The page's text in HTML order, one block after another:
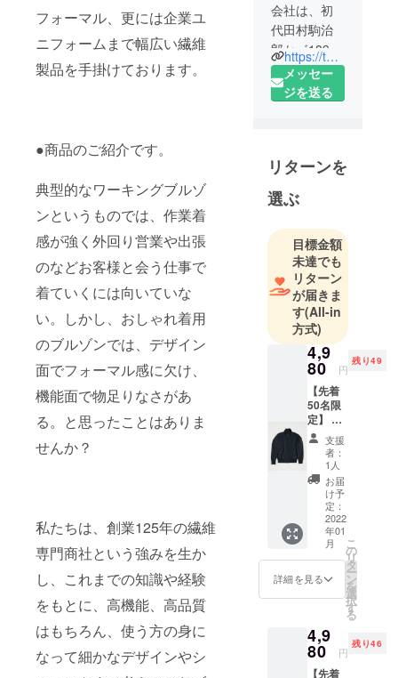
フォーマル、更には企業ユ
ニフォームまで幅広い繊維
製品を手掛けております。
●商品のご紹介です。
典型的なワーキングブルゾ
ンというものでは、作業着
感が強く外回り営業や出張
のなどお客様と会う仕事で
着ていくには向いていな
い。しかし、おしゃれ着用
のブルゾンでは、デザイン
面でフォーマル感に欠け、
機能面で物足りなさがあ
る。と思ったことはありま
せんか？
私たちは、創業125年の繊維
専門商社という強みを生か
し、これまでの知識や経験
をもとに、高機能、高品質
はもちろん、使う方の身に
なって細かなデザインやシ
会社は、初
代田村駒治
郎か゛1894
年に洋反物
商「神田屋
余りにわた
りその時代
に必要とさ
れる繊維製
品の企画・
生産・販売
に従事して
まいりまし
た。
昭和の時代
までの約100
年間は主に
素材を、平
成に入って
からは最終
製品のOEM
を中心に、
いつも「変
革」と「創
造」の志を
持って新し
いビジネス
に挑戦して
そんな繊維
専門商社が
https://tamurakoma.co.jp/
メッセー
ジを送る
リターンを
選ぶ
目標金額
未達でも
リターン
が届きま
す(All-in
方式)
4,9
80 円
残り49
【先着
50名限
定】 1
着あた
り4,980
円にて
ご提供
いたし
ます。
(送料＋
税込み
で4,980
円) IVW
スイン
グトッ
プ ブ
カラー
x 1個の
リター
支援
者：
1人
お届
け予
定：
2022
年01
月
詳細を見る
こ
の
リ
タ
ー
ン
を
選
択
す
る
4,9
80 円
残り46
【先着